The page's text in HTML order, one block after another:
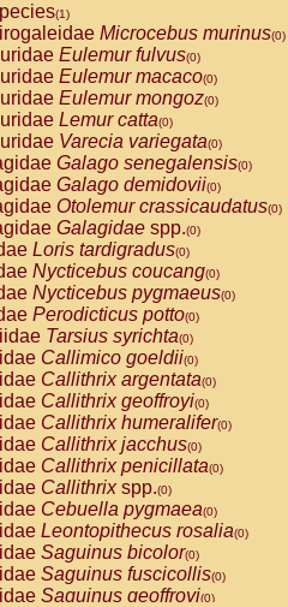
(1)
Microcebus murinus(0)
Eulemur fulvus(0)
Eulemur macaco(0)
Eulemur mongoz(0)
Lemur catta(0)
Varecia variegata(0)
Galago senegalensis(0)
Galago demidovii(0)
Otolemur crassicaudatus(0)
Galagidae spp.(0)
Loris tardigradus(0)
Nycticebus coucang(0)
Nycticebus pygmaeus(0)
Perodicticus potto(0)
Tarsius syrichta(0)
Callimico goeldii(0)
Callithrix argentata(0)
Callithrix geoffroyi(0)
Callithrix humeralifer(0)
Callithrix jacchus(0)
Callithrix penicillata(0)
Callithrixspp.(0)
Cebuella pygmaea(0)
Leontopithecus rosalia(0)
Saguinus bicolor(0)
Saguinus fuscicollis(0)
Saguinus geoffroyi(0)